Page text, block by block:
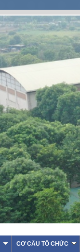
CƠ CẤU TỔ CHỨC